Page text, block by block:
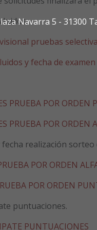
Navarra 5 - 31300
pruebas
y fecha de examen
PRUEBA POR
PRUEBA POR ORDEN
realización
POR ORDEN
POR ORDEN
puntuaciones.
PUNTUACIONES